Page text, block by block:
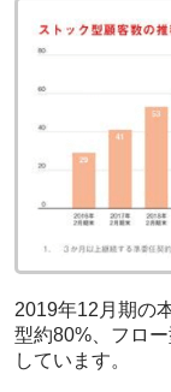
2019年12月期の
型約80%、フロ
しています。